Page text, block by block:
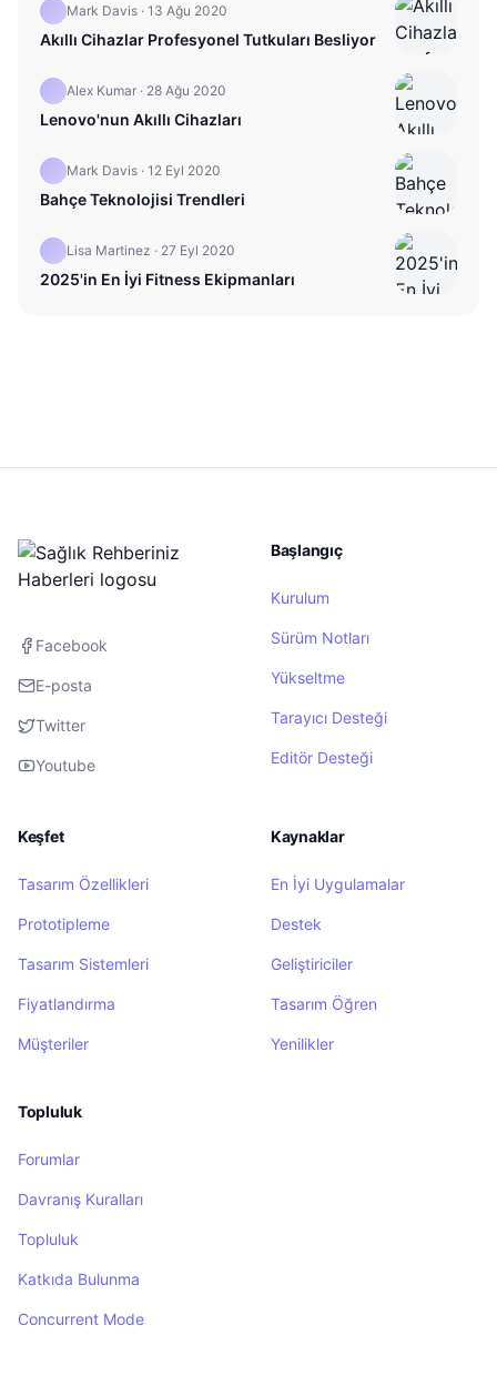
Mark Davis · 13 Ağu 2020
Akıllı Cihazlar Profesyonel Tutkuları Besliyor
Alex Kumar · 28 Ağu 2020
Lenovo'nun Akıllı Cihazları
Mark Davis · 12 Eyl 2020
Bahçe Teknolojisi Trendleri
Lisa Martinez · 27 Eyl 2020
2025'in En İyi Fitness Ekipmanları
Facebook
E-posta
Twitter
Youtube
Başlangıç
Kurulum
Sürüm Notları
Yükseltme
Tarayıcı Desteği
Editör Desteği
Keşfet
Tasarım Özellikleri
Prototipleme
Tasarım Sistemleri
Fiyatlandırma
Müşteriler
Kaynaklar
En İyi Uygulamalar
Destek
Geliştiriciler
Tasarım Öğren
Yenilikler
Topluluk
Forumlar
Davranış Kuralları
Topluluk
Katkıda Bulunma
Concurrent Mode